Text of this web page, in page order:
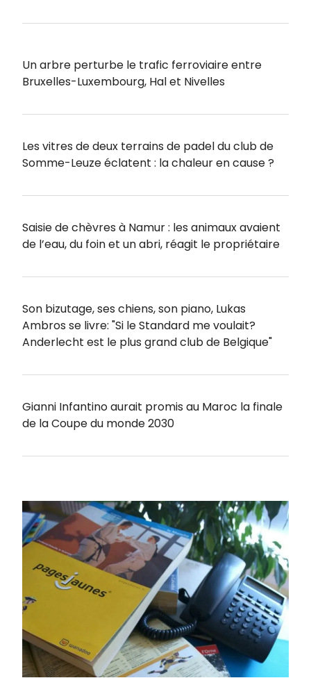
Un arbre perturbe le trafic ferroviaire entre
Bruxelles-Luxembourg, Hal et Nivelles
Les vitres de deux terrains de padel du club de
Somme-Leuze éclatent : la chaleur en cause ?
Saisie de chèvres à Namur : les animaux avaient
de l’eau, du foin et un abri, réagit le propriétaire
Son bizutage, ses chiens, son piano, Lukas
Ambros se livre: "Si le Standard me voulait?
Anderlecht est le plus grand club de Belgique"
Gianni Infantino aurait promis au Maroc la finale
de la Coupe du monde 2030